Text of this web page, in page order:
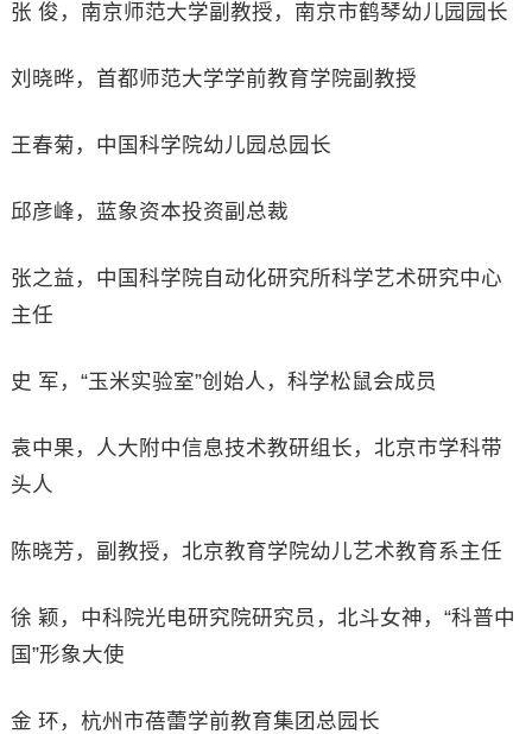
张 俊，南京师范大学副教授，南京市鹤琴幼儿园园长
刘晓晔，首都师范大学学前教育学院副教授
王春菊，中国科学院幼儿园总园长
邱彦峰，蓝象资本投资副总裁
张之益，中国科学院自动化研究所科学艺术研究中心
主任
史 军，“玉米实验室”创始人，科学松鼠会成员
袁中果，人大附中信息技术教研组长，北京市学科带
头人
陈晓芳，副教授，北京教育学院幼儿艺术教育系主任
徐 颖，中科院光电研究院研究员，北斗女神，“科普中
国”形象大使
金 环，杭州市蓓蕾学前教育集团总园长